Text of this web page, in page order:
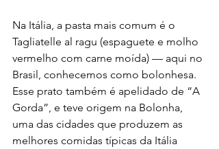
Na Itália, a pasta mais comum é o
Tagliatelle al ragu (espaguete e molho
vermelho com carne moída) — aqui no
Brasil, conhecemos como bolonhesa.
Esse prato também é apelidado de “A
Gorda”, e teve origem na Bolonha,
uma das cidades que produzem as
melhores comidas típicas da Itália